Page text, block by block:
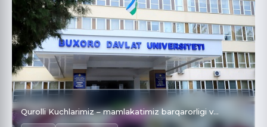
Qurolli Kuchlarimiz – mamlakatimiz barqarorligi v…